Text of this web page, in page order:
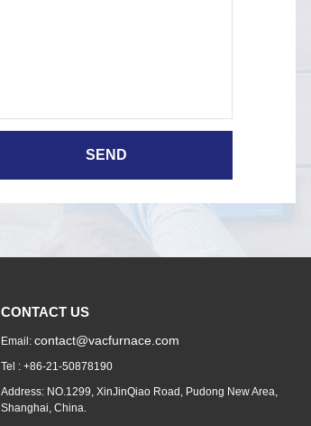
CONTACT US
Email: contact@vacfurnace.com
Tel : +86-21-50878190
Address: NO.1299, XinJinQiao Road, Pudong New Area,
Shanghai, China.